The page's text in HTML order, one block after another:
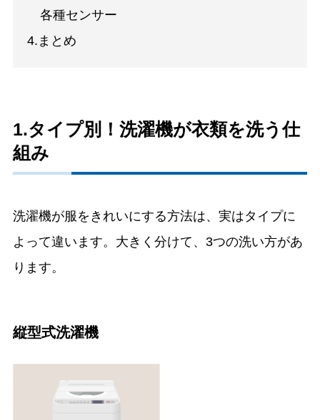
各種センサー
4.まとめ
1.タイプ別！洗濯機が衣類を洗う仕
組み
洗濯機が服をきれいにする方法は、実はタイプに
よって違います。大きく分けて、3つの洗い方があ
ります。
縦型式洗濯機